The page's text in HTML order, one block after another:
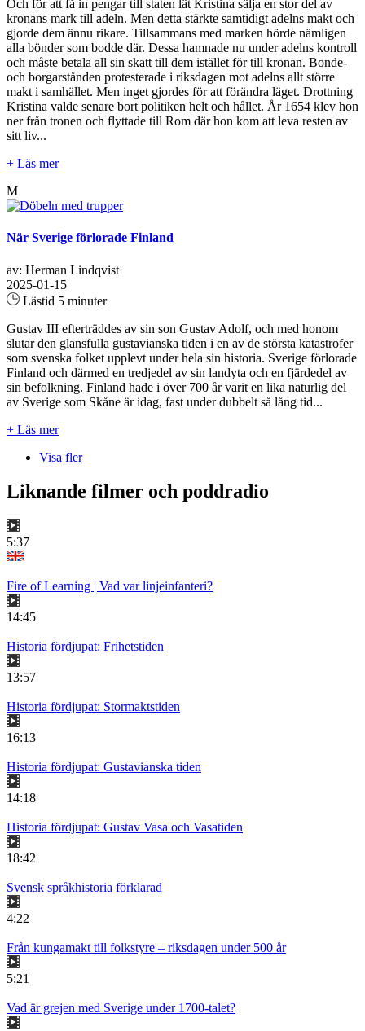
Och för att få in pengar till staten lät Kristina sälja en stor del av
kronans mark till adeln. Men detta stärkte samtidigt adelns makt och
gjorde dem ännu rikare. Tillsammans med marken hörde nämligen
alla bönder som bodde där. Dessa hamnade nu under adelns kontroll
och måste betala all sin skatt till dem istället för till kronan. Bonde-
och borgarstånden protesterade i riksdagen mot adelns allt större
makt i samhället. Men inget gjordes för att förändra läget. Drottning
Kristina valde senare bort politiken helt och hållet. År 1654 klev hon
ner från tronen och flyttade till Rom där hon kom att leva resten av
sitt liv...
+ Läs mer
M
När Sverige förlorade Finland
av: Herman Lindqvist
2025-01-15
Lästid 5 minuter
Gustav III efterträddes av sin son Gustav Adolf, och med honom
slutar den glansfulla gustavianska tiden i en av de största katastrofer
som svenska folket upplevt under hela sin historia. Sverige förlorade
Finland och därmed en tredjedel av sin landyta och en fjärdedel av
sin befolkning. Finland hade i över 700 år varit en lika naturlig del
av Sverige som Skåne är idag, fast under dubbelt så lång tid...
+ Läs mer
Visa fler
Liknande filmer och poddradio
5:37
Fire of Learning | Vad var linjeinfanteri?
14:45
Historia fördjupat: Frihetstiden
13:57
Historia fördjupat: Stormaktstiden
16:13
Historia fördjupat: Gustavianska tiden
14:18
Historia fördjupat: Gustav Vasa och Vasatiden
18:42
Svensk språkhistoria förklarad
4:22
Från kungamakt till folkstyre – riksdagen under 500 år
5:21
Vad är grejen med Sverige under 1700-talet?